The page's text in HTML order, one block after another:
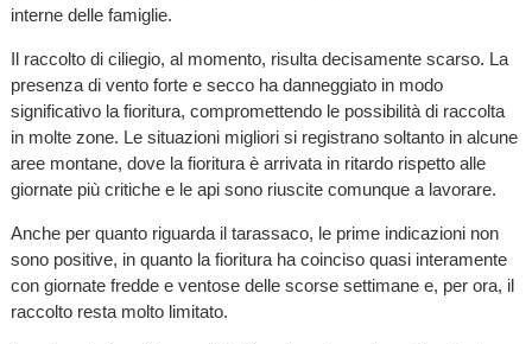
interne delle famiglie.
Il raccolto di ciliegio, al momento, risulta decisamente scarso. La
presenza di vento forte e secco ha danneggiato in modo
significativo la fioritura, compromettendo le possibilità di raccolta
in molte zone. Le situazioni migliori si registrano soltanto in alcune
aree montane, dove la fioritura è arrivata in ritardo rispetto alle
giornate più critiche e le api sono riuscite comunque a lavorare.
Anche per quanto riguarda il tarassaco, le prime indicazioni non
sono positive, in quanto la fioritura ha coinciso quasi interamente
con giornate fredde e ventose delle scorse settimane e, per ora, il
raccolto resta molto limitato.